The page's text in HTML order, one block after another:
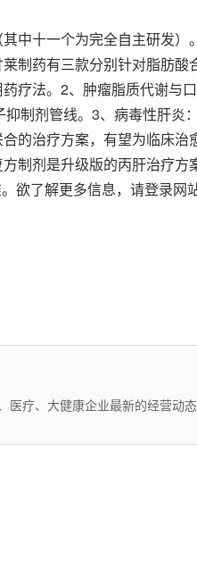
中十一个为完全自主研发
制药有三款分别针对脂肪
疗法。2、肿瘤脂质代谢
制剂管线。3、病毒性肝
的治疗方案，有望为临床
制剂是升级版的丙肝治疗
欲了解更多信息，请登录网站
医疗、大健康企业最新的经营动